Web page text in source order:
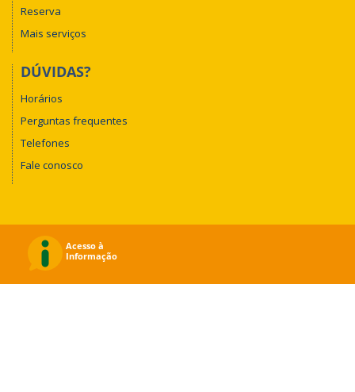
Reserva
Mais serviços
DÚVIDAS?
Horários
Perguntas frequentes
Telefones
Fale conosco